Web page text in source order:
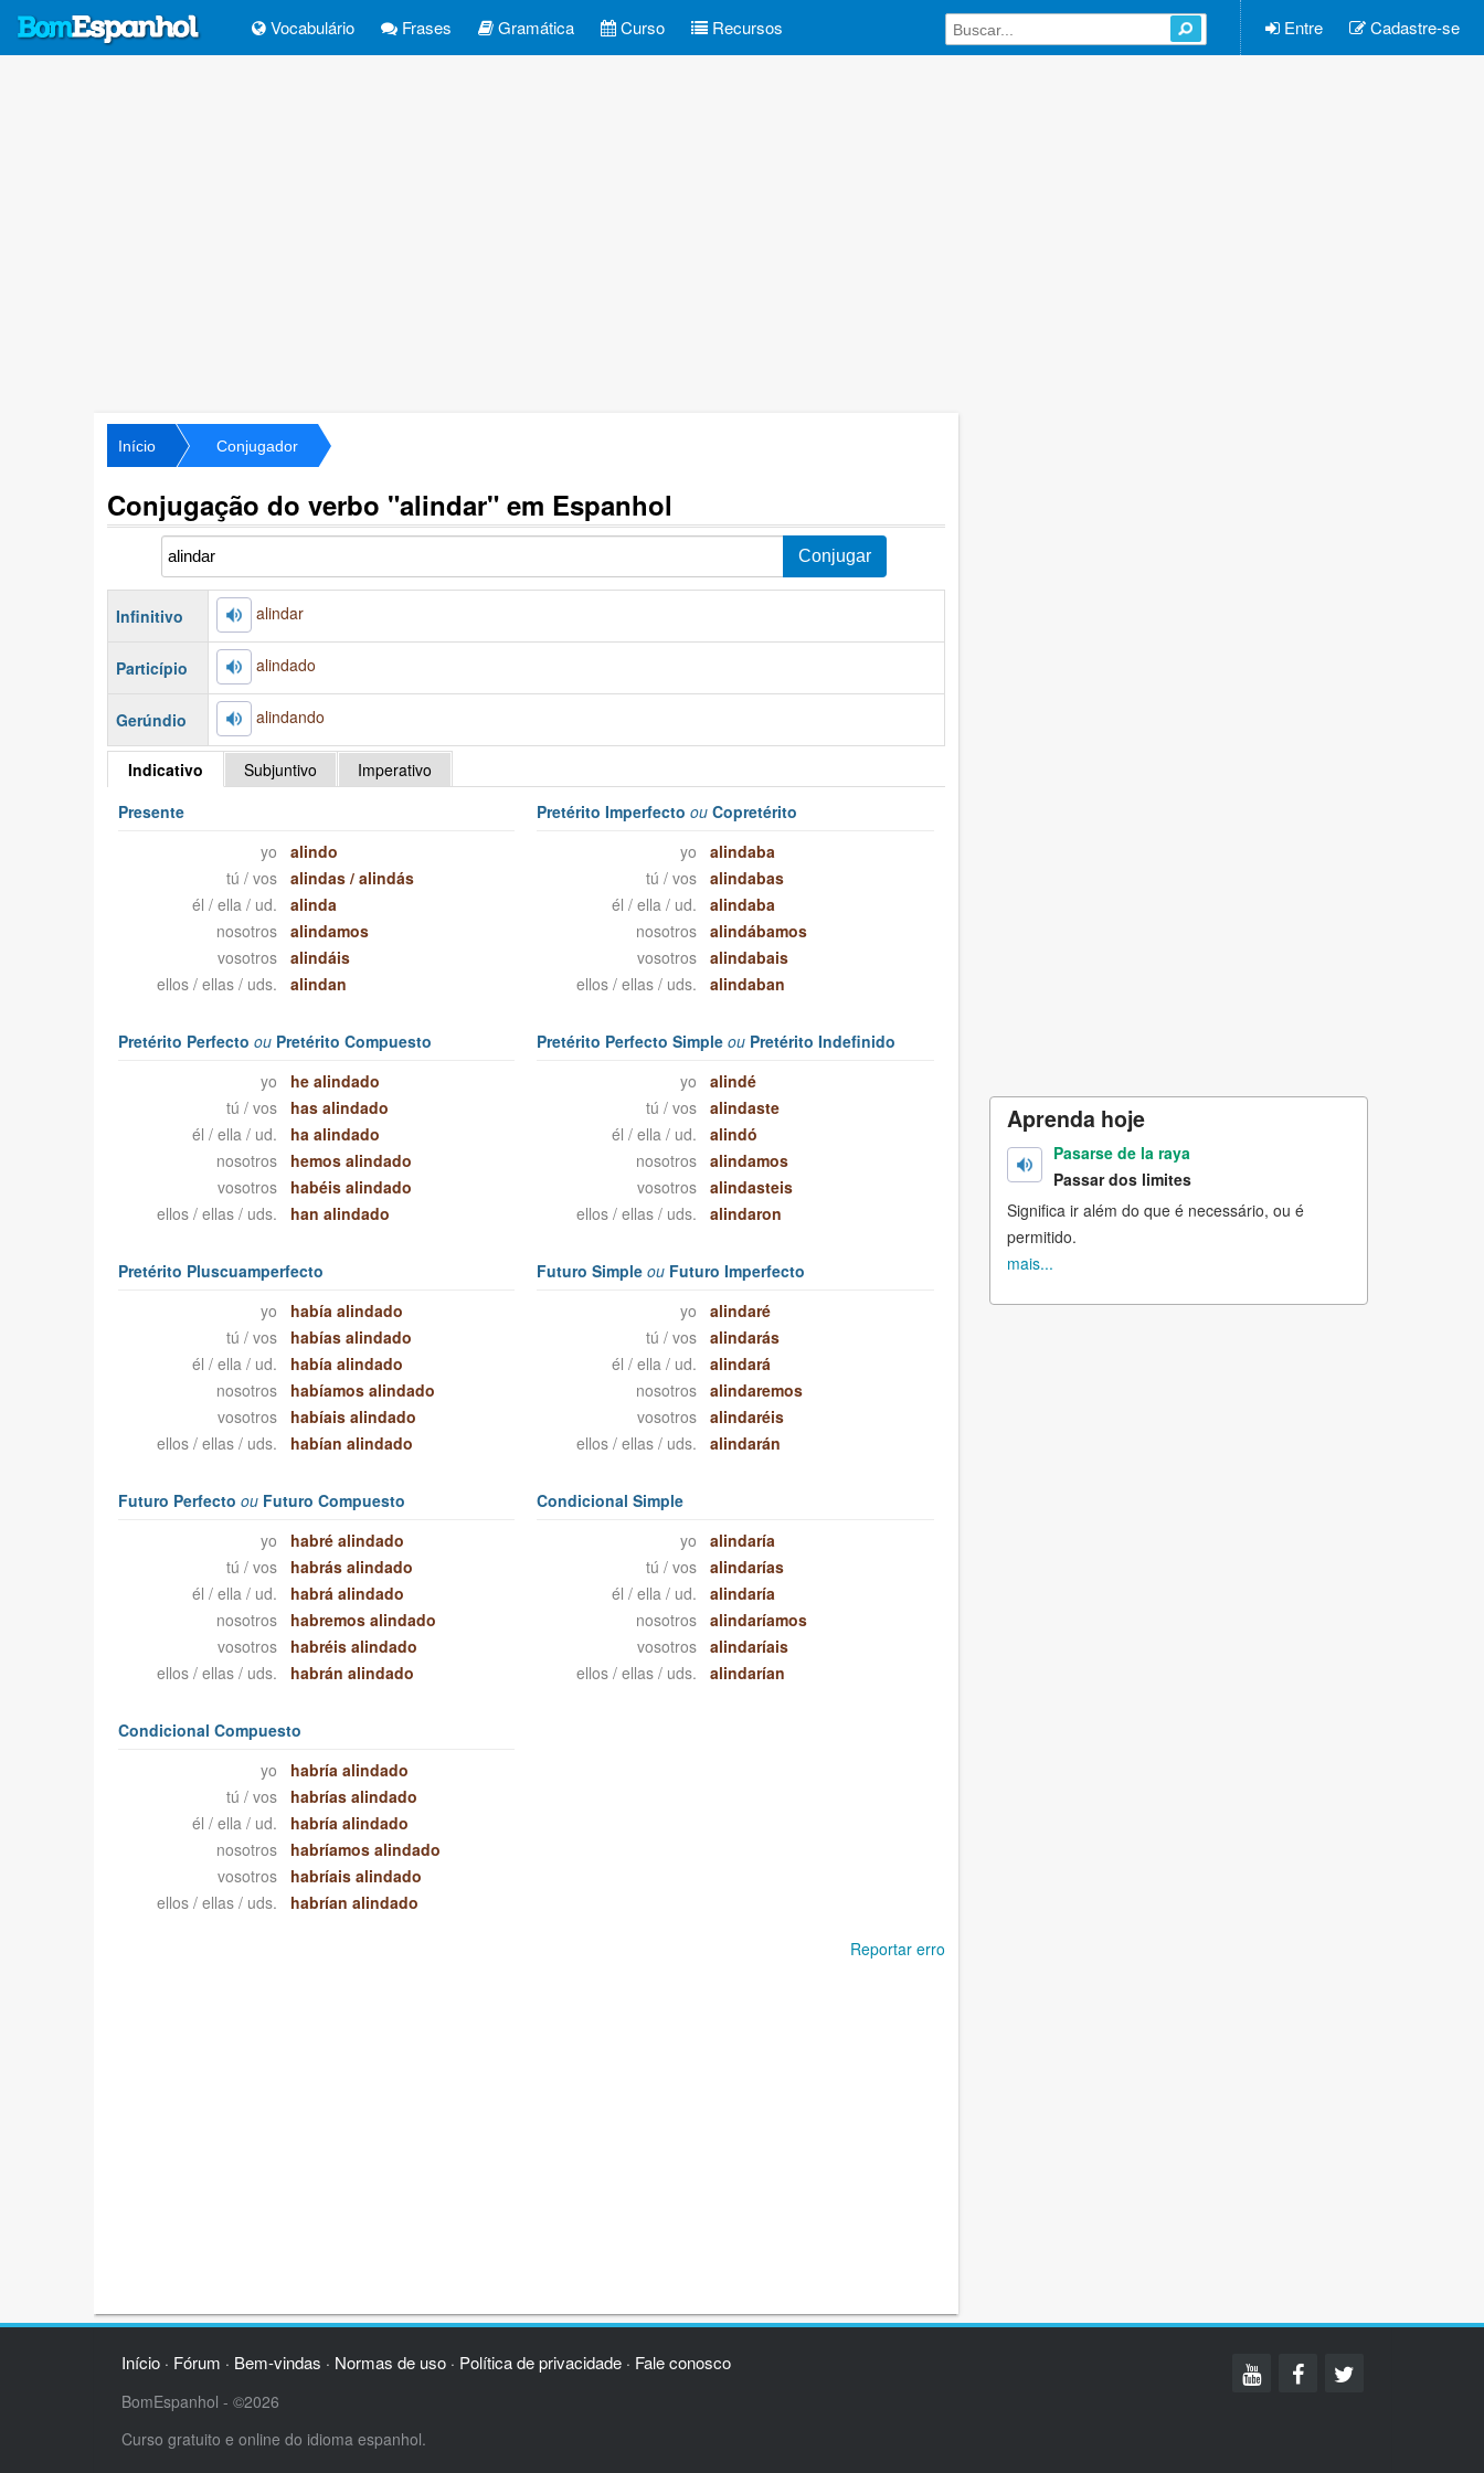
Vocabulário Frases Gramática Curso Recursos Entre Cadastre-se
Início Conjugador
Conjugação do verbo "alindar" em Espanhol
Infinitivo alindar
Particípio alindado
Gerúndio alindando
Indicativo Subjuntivo
Imperativo
Presente
yo
alindo
tú / vos
alindas /alindás
él / ella / ud.
alinda
nosotros
alindamos
vosotros
alindáis
ellos / ellas / uds.
alindan
Pretérito Imperfectoou Copretérito
yo
alindaba
tú / vos
alindabas
él / ella / ud.
alindaba
nosotros
alindábamos
vosotros
alindabais
ellos / ellas / uds.
alindaban
Pretérito Perfecto ouPretérito Compuesto
yo
he alindado
tú / vos
has alindado
él / ella / ud.
ha alindado
nosotros
hemos alindado
vosotros
habéis alindado
ellos / ellas / uds.
han alindado
Pretérito Perfecto Simpleou Pretérito Indefinido
yo
alindé
tú / vos
alindaste
él / ella / ud.
alindó
nosotros
alindamos
vosotros
alindasteis
ellos / ellas / uds.
alindaron
Pretérito Pluscuamperfecto
yo
había alindado
tú / vos
habías alindado
él / ella / ud.
había alindado
nosotros
habíamos alindado
vosotros
habíais alindado
ellos / ellas / uds.
habían alindado
Futuro Simpleou Futuro Imperfecto
yo
alindaré
tú / vos
alindarás
él / ella / ud.
alindará
nosotros
alindaremos
vosotros
alindaréis
ellos / ellas / uds.
alindarán
Futuro Perfecto ouFuturo Compuesto
yo
habré alindado
tú / vos
habrás alindado
él / ella / ud.
habrá alindado
nosotros
habremos alindado
vosotros
habréis alindado
ellos / ellas / uds.
habrán alindado
Condicional Simple
yo
alindaría
tú / vos
alindarías
él / ella / ud.
alindaría
nosotros
alindaríamos
vosotros
alindaríais
ellos / ellas / uds.
alindarían
Condicional Compuesto
yo
habría alindado
tú / vos
habrías alindado
él / ella / ud.
habría alindado
nosotros
habríamos alindado
vosotros
habríais alindado
ellos / ellas / uds.
habrían alindado
Reportar erro
Aprenda hoje
Pasarse de la raya
Passar dos limites
Significa ir além do que é necessário, ou é
permitido.
mais...
Início· Fórum · Bem-vindas · Normas de uso· Política de privacidade· Fale conosco
BomEspanhol - ©2026
Curso gratuito e online do idioma espanhol.